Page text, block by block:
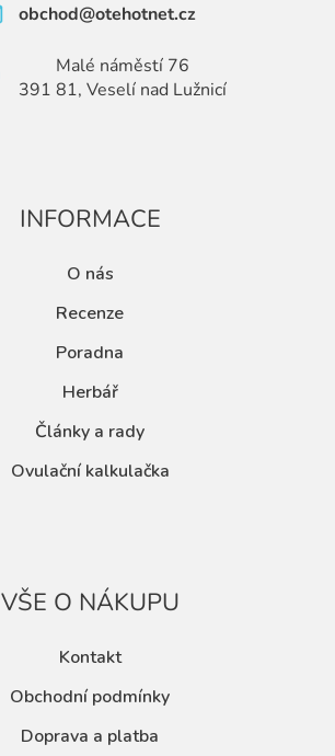
obchod@otehotnet.cz
Malé náměstí 76
391 81, Veselí nad Lužnicí
INFORMACE
O nás
Recenze
Poradna
Herbář
Články a rady
Ovulační kalkulačka
VŠE O NÁKUPU
Kontakt
Obchodní podmínky
Doprava a platba